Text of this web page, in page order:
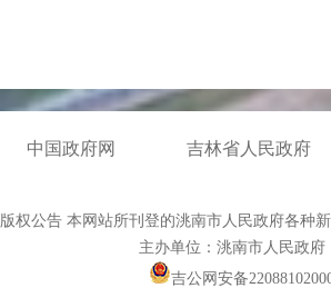
中国政府网 吉林省人民政府
版权公告 本网站所刊登的洮南市人民政府各种
主办单位：洮南市人民政
吉公网安备